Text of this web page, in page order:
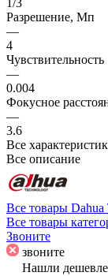
Разрешение, Мп
—
4
Чувствительность
—
0.004
Фокусное
—
3.6
Все
Все описание
Все товары Dahua
Все товары
Звоните
звоните
Нашли